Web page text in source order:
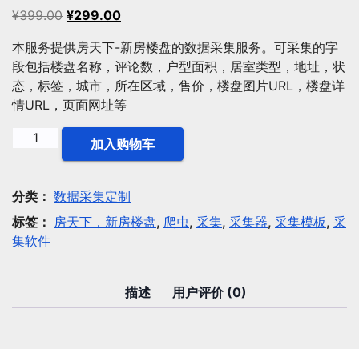
¥399.00 原
为：
¥399.00。
¥299.00当
价
格
为：
¥299.00。
本服务提供房天下-新房楼盘的数据采集服务。可采集的字
段包括楼盘名称，评论数，户型面积，居室类型，地址，状
态，标签，城市，所在区域，售价，楼盘图片URL，楼盘详
情URL，页面网址等
集：
房
天
下-
楼
加入购物车
分类： 数据采集定制
标签： 房天下，新房楼盘, 爬虫, 采集, 采集器, 采集模板, 采
集软件
描述 用户评价 (0)